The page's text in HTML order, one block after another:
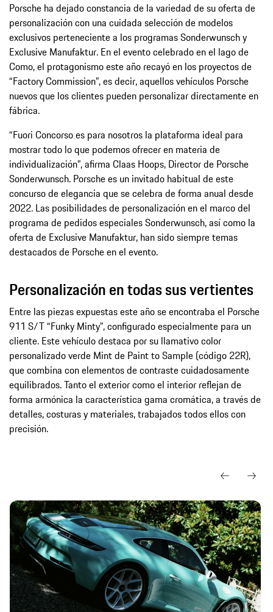
Porsche ha dejado constancia de la variedad de su oferta de
personalización con una cuidada selección de modelos
exclusivos perteneciente a los programas Sonderwunsch y
Exclusive Manufaktur. En el evento celebrado en el lago de
Como, el protagonismo este año recayó en los proyectos de
“Factory Commission”, es decir, aquellos vehículos Porsche
nuevos que los clientes pueden personalizar directamente en
fábrica.
“Fuori Concorso es para nosotros la plataforma ideal para
mostrar todo lo que podemos ofrecer en materia de
individualización”, afirma Claas Hoops, Director de Porsche
Sonderwunsch. Porsche es un invitado habitual de este
concurso de elegancia que se celebra de forma anual desde
2022. Las posibilidades de personalización en el marco del
programa de pedidos especiales Sonderwunsch, así como la
oferta de Exclusive Manufaktur, han sido siempre temas
destacados de Porsche en el evento.
Personalización en todas sus vertientes
Entre las piezas expuestas este año se encontraba el Porsche
911 S/T “Funky Minty”, configurado especialmente para un
cliente. Este vehículo destaca por su llamativo color
personalizado verde Mint de Paint to Sample (código 22R),
que combina con elementos de contraste cuidadosamente
equilibrados. Tanto el exterior como el interior reflejan de
forma armónica la característica gama cromática, a través de
detalles, costuras y materiales, trabajados todos ellos con
precisión.